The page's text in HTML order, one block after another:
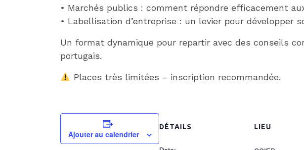
• Marchés publics : comment répondre efficacement
• Labellisation d’entreprise : un levier pour développer
Un format dynamique pour repartir avec des conseils
portugais.
Places très limitées – inscription recommandée.
Ajouter au calendrier
DÉTAILS LIEU